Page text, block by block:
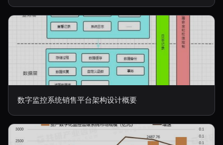
数字监控系统销售平台架构设计概要